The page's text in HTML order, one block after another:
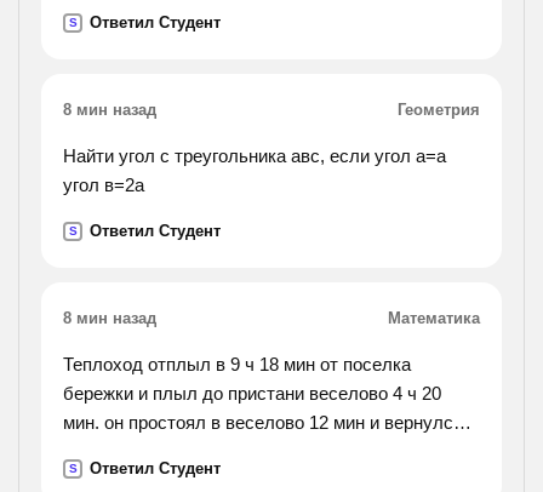
S Ответил Студент
8 мин назад Геометрия
Найти угол с треугольника авс, если угол а=а
угол в=2а
S Ответил Студент
8 мин назад Математика
Теплоход отплыл в 9 ч 18 мин от поселка
бережки и плыл до пристани веселово 4 ч 20
мин. он простоял в веселово 12 мин и вернулся в
часу теплоход вернулся обратно?
S Ответил Студент